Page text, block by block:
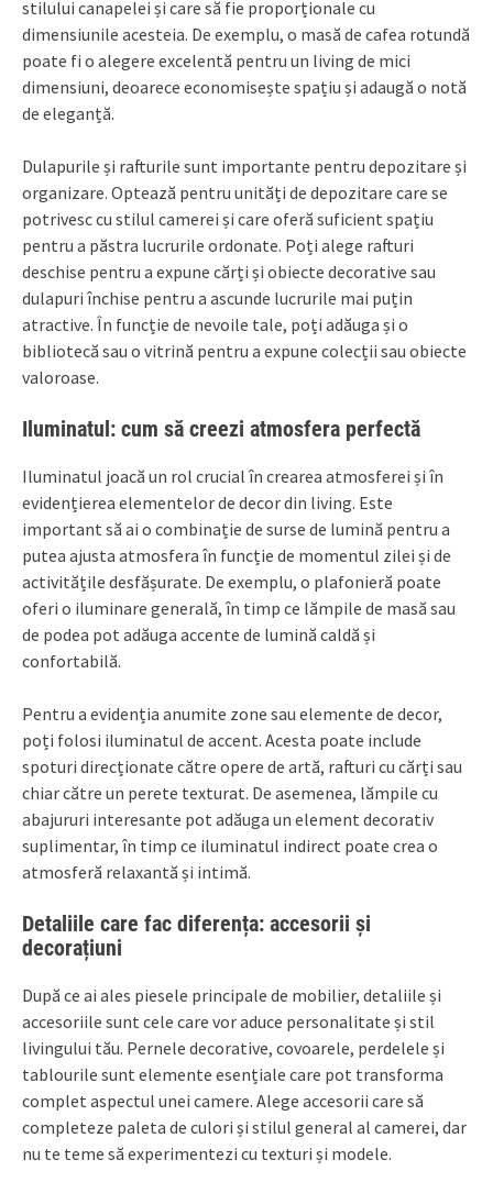
stilului canapelei și care să fie proporționale cu
dimensiunile acesteia. De exemplu, o masă de cafea rotundă
poate fi o alegere excelentă pentru un living de mici
dimensiuni, deoarece economisește spațiu și adaugă o notă
de eleganță.
Dulapurile și rafturile sunt importante pentru depozitare și
organizare. Optează pentru unități de depozitare care se
potrivesc cu stilul camerei și care oferă suficient spațiu
pentru a păstra lucrurile ordonate. Poți alege rafturi
deschise pentru a expune cărți și obiecte decorative sau
dulapuri închise pentru a ascunde lucrurile mai puțin
atractive. În funcție de nevoile tale, poți adăuga și o
bibliotecă sau o vitrină pentru a expune colecții sau obiecte
valoroase.
Iluminatul: cum să creezi atmosfera perfectă
Iluminatul joacă un rol crucial în crearea atmosferei și în
evidențierea elementelor de decor din living. Este
important să ai o combinație de surse de lumină pentru a
putea ajusta atmosfera în funcție de momentul zilei și de
activitățile desfășurate. De exemplu, o plafonieră poate
oferi o iluminare generală, în timp ce lămpile de masă sau
de podea pot adăuga accente de lumină caldă și
confortabilă.
Pentru a evidenția anumite zone sau elemente de decor,
poți folosi iluminatul de accent. Acesta poate include
spoturi direcționate către opere de artă, rafturi cu cărți sau
chiar către un perete texturat. De asemenea, lămpile cu
abajururi interesante pot adăuga un element decorativ
suplimentar, în timp ce iluminatul indirect poate crea o
atmosferă relaxantă și intimă.
Detaliile care fac diferența: accesorii și
decorațiuni
După ce ai ales piesele principale de mobilier, detaliile și
accesoriile sunt cele care vor aduce personalitate și stil
livingului tău. Pernele decorative, covoarele, perdelele și
tablourile sunt elemente esențiale care pot transforma
complet aspectul unei camere. Alege accesorii care să
completeze paleta de culori și stilul general al camerei, dar
nu te teme să experimentezi cu texturi și modele.